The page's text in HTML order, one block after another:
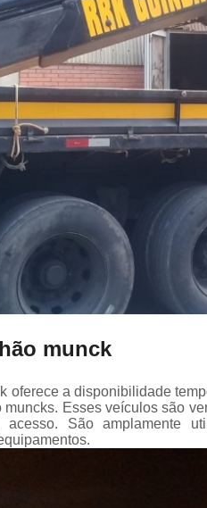
munck
oferece a disponibilidade
Esses veículos são
São amplamente